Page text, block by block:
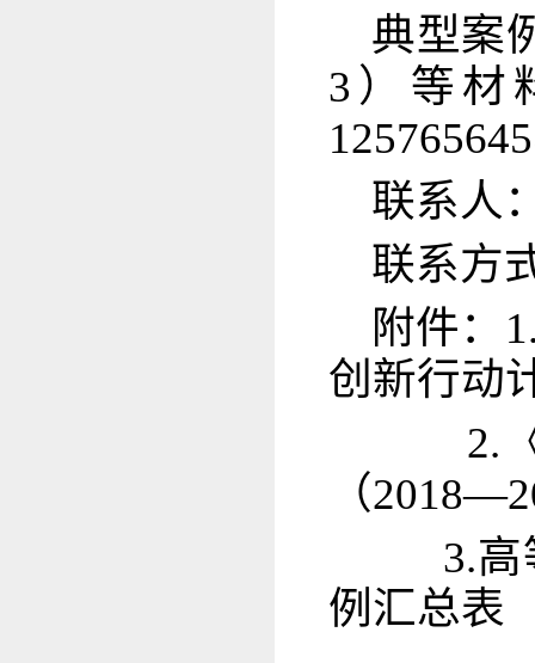
典型案
3）等材
联系人
联系方
附件：
创新行动
2.《
（
3.高
例汇总表